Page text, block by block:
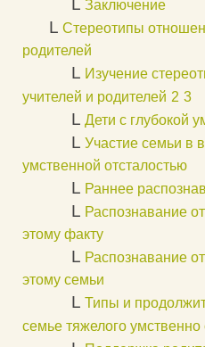
Заключение
L Стереотипы
родителей
L Изучение
учителей и родителей 2 3
L Дети с глубокой
L Участие семьи в
умственной отсталостью
L Раннее
L Распознавание
этому факту
L Распознавание
этому семьи
L Типы и
семье тяжелого умственно